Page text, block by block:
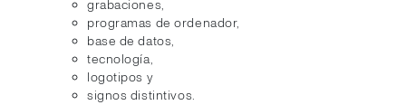
grabaciones,
programas de ordenador,
base de datos,
tecnología,
logotipos y
signos distintivos.